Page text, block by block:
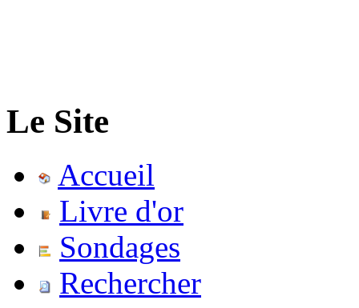
Le Site
Accueil
Livre d'or
Sondages
Rechercher